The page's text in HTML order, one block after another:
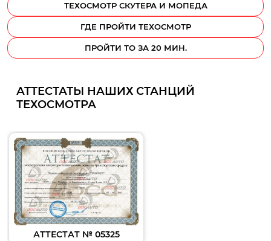
ТЕХОСМОТР СКУТЕРА И МОПЕДА
ГДЕ ПРОЙТИ ТЕХОСМОТР
ПРОЙТИ ТО ЗА 20 МИН.
АТТЕСТАТЫ НАШИХ СТАНЦИЙ
ТЕХОСМОТРА
АТТЕСТАТ № 05325